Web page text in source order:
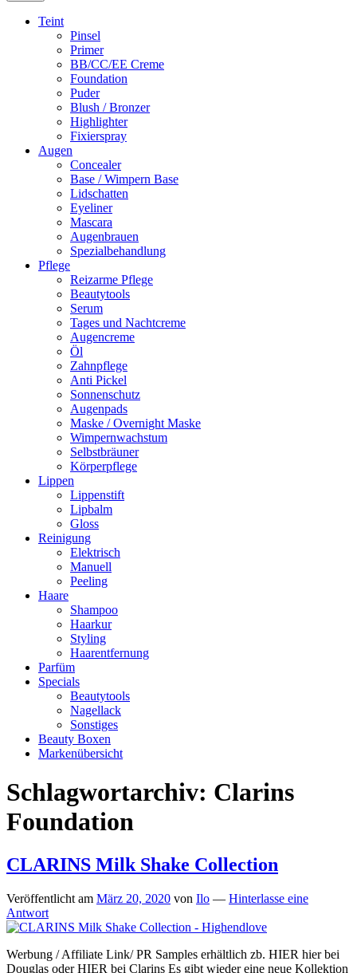
Primäres
Teint
Pinsel
Primer
BB/CC/EE Creme
Foundation
Puder
Blush / Bronzer
Highlighter
Fixierspray
Augen
Concealer
Base / Wimpern Base
Lidschatten
Eyeliner
Mascara
Augenbrauen
Spezialbehandlung
Pflege
Reizarme Pflege
Beautytools
Serum
Tages und Nachtcreme
Augencreme
Öl
Zahnpflege
Anti Pickel
Sonnenschutz
Augenpads
Maske / Overnight Maske
Wimpernwachstum
Selbstbräuner
Körperpflege
Lippen
Lippenstift
Lipbalm
Gloss
Reinigung
Elektrisch
Manuell
Peeling
Haare
Shampoo
Haarkur
Styling
Haarentfernung
Parfüm
Specials
Beautytools
Nagellack
Sonstiges
Beauty Boxen
Markenübersicht
Schlagwortarchiv: Clarins
Foundation
CLARINS Milk Shake Collection
Veröffentlicht am März 20, 2020 von Ilo — Hinterlasse eine
Antwort
Werbung / Affiliate Link/ PR Samples erhältlich zb. HIER hier bei
Douglas oder HIER bei Clarins Es gibt wieder eine neue Kollektion